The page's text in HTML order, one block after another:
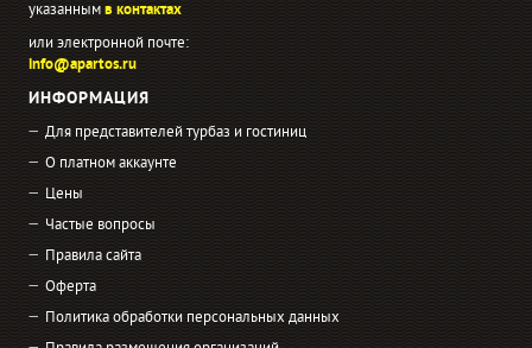
указаннымв контактах
или электронной почте:
info@apartos.ru
ИНФОРМАЦИЯ
Для представителей турбаз и гостиниц
О платном аккаунте
Цены
Частые вопросы
Правила сайта
Оферта
Политика обработки персональных данных